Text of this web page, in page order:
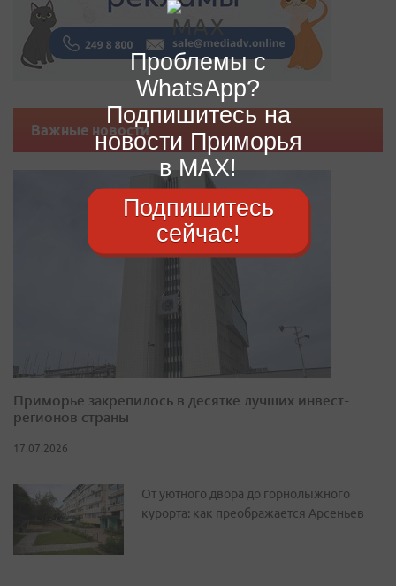
Важные новости
Приморье закрепилось в десятке лучших инвест-
регионов страны
17.07.2026
От уютного двора до горнолыжного
курорта: как преображается Арсеньев
Проблемы с
WhatsApp?
Подпишитесь на
новости Приморья
в MAX!
Подпишитесь
сейчас!